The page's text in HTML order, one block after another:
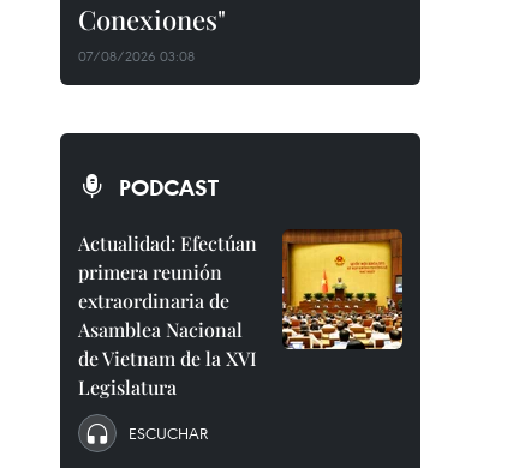
Conexiones"
07/08/2026 03:08
PODCAST
Actualidad: Efectúan
primera reunión
extraordinaria de
Asamblea Nacional
de Vietnam de la XVI
Legislatura
ESCUCHAR